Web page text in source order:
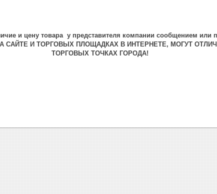
и цену товара у представителя компании сообщением или
САЙТЕ И ТОРГОВЫХ ПЛОЩАДКАХ В ИНТЕРНЕТЕ, МОГУТ
ТОРГОВЫХ ТОЧКАХ ГОРОДА!